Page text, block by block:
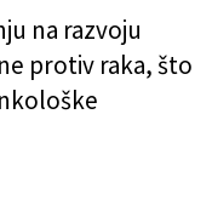
na razvoju
protiv raka, što